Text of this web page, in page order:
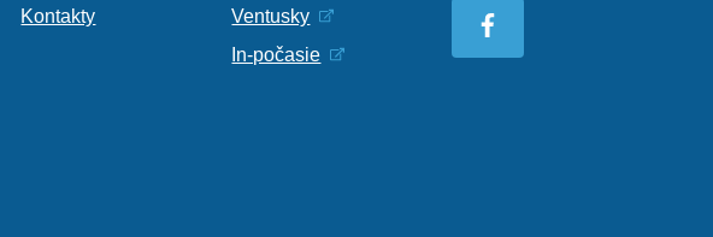
Kontakty
Ventusky
In-počasie